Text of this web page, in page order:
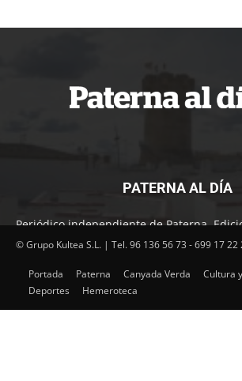
PATERNA AL DÍA
Periódico independiente de Paterna.
Encuentra cada mes en tu punto habitual
Paterna.
© Grupo Kultea S.L. | Tel. 96 136 56 73 - 699 17 22
Portada Paterna Canyada Verda
Cultura
Deportes
Hemeroteca